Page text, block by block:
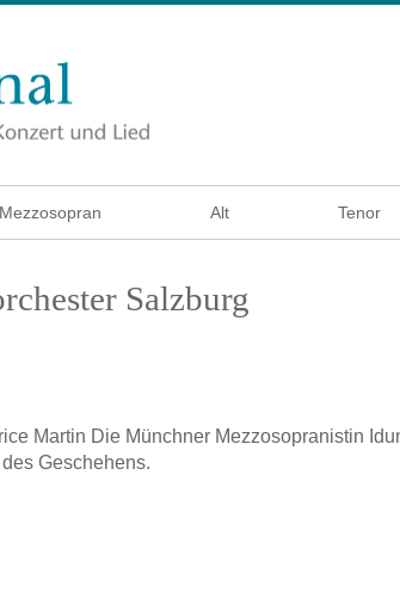
Mezzosopran Alt Tenor
Salzburg
Martin Die Münchner Mezzosopranistin
Geschehens.